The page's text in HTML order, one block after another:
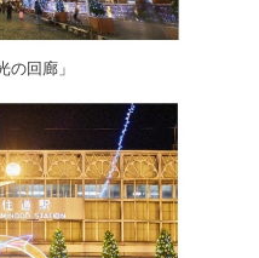
回廊」